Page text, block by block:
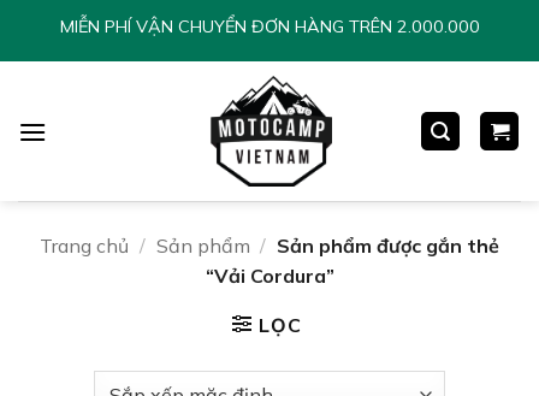
ChuyểnMIỄN PHÍ VẬN CHUYỂN ĐƠN HÀNG TRÊN 2.000.000
Trang chủ / Sản phẩm / Sản phẩm được gắn thẻ
“Vải Cordura”
LỌC